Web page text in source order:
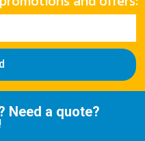
Need a quote?